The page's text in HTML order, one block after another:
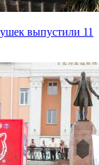
выпустили 11